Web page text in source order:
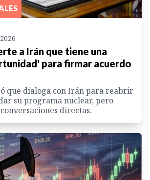
a Irán que tiene una
para firmar acuerdo
que dialoga con Irán para reabrir
su programa nuclear, pero
directas.